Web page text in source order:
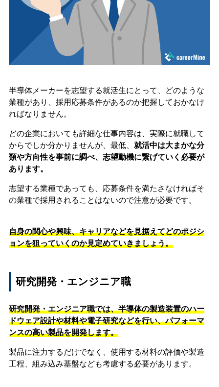
半導体メーカーを志望する就活生にとって、どのような
業種があり、採用応募条件があるのか把握しておかなけ
ればなりません。
どの企業においても詳細な仕事内容は、実際に就職して
からでしか分かりませんが、最低、 就活中は大まかな分
類や方向性を事前に調べ、志望動機に繋げていく必要が
あります。
志望する業種であっても、応募条件を満たさなければそ
の業種で採用されることはないので注意が必要です。
自身の関心や興味、キャリアなどを見据えてどのポジシ
ョンを狙っていくのか見定めていきましょう。
研究開発・エンジニア職
研究開発・エンジニア職では、半導体の製造装置のハー
ドウェア設計や材料や電子研究などを行い、パフォーマ
ンスの高い製品を開発します。
製品に注力するだけでなく、使用する材料の評価や製造
工程、組み込み基盤なども考慮する必要があります。